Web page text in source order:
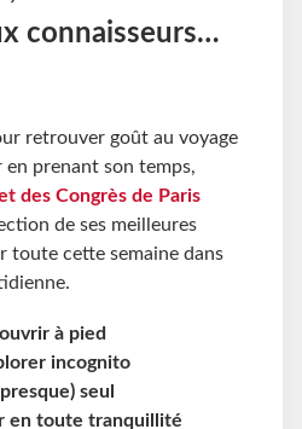
connaisseurs…
retrouver goût au voyage
prenant son temps,
des Congrès de Paris
de ses meilleures
toute cette semaine dans
à pied
incognito
seul
en toute tranquillité